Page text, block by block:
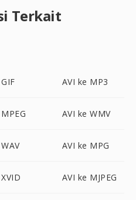
Terkait
AVI ke MP3
AVI ke WMV
AVI ke MPG
AVI ke MJPEG